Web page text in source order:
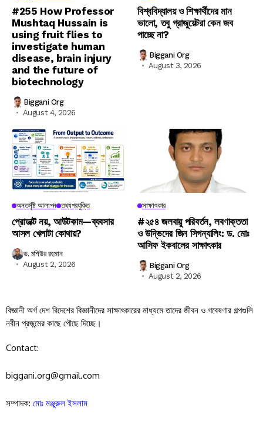
#255 How Professor
Mushtaq Hussain is
using fruit flies to
investigate human
disease, brain injury
and the future of
biotechnology
Biggani Org
August 4, 2026
বিশ্ববিদ্যালয় ও শিক্ষার্থীদের মান
ভালো, তবু গ্রাজুয়েটরা কেন জব
পাচ্ছে না?
Biggani Org
August 3, 2026
অন্তর্দৃষ্টি আলাপন তথ্যপ্রযুক্তি
প্রোডাক্ট নয়, আউটকাম—ব্যবসার
আসল খেলাটা কোথায়?
ড. মশিউর রহমান
August 2, 2026
সাক্ষাৎকার
#২৫৪ জলবায়ু পরিবর্তন, লবণাক্ততা
ও উদ্ভিদের জিন সিগন্যালিং: ড. মোঃ
আসিফ ইকবালের সাক্ষাৎকার
Biggani Org
August 2, 2026
বিজ্ঞানী অর্গ দেশ বিদেশের বিজ্ঞানীদের সাক্ষাৎকারের মাধ্যমে তাদের জীবন ও গবেষণার গল্পগুলি
নবীন প্রজন্মের কাছে পৌছে দিচ্ছে।
Contact:
biggani.org@gmail.com
সম্পাদক: মোঃ মঞ্জুরুল ইসলাম